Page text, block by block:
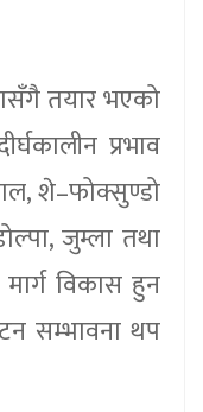
तयार भएको
प्रभाव
शे–फोक्सुण्डो
जुम्ला तथा
विकास हुन
सम्भावना थप